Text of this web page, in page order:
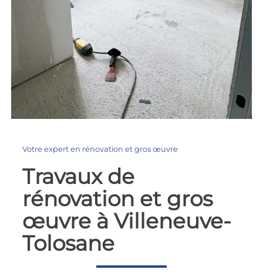
Votre expert en rénovation et gros œuvre
Travaux de
rénovation et gros
œuvre à Villeneuve-
Tolosane